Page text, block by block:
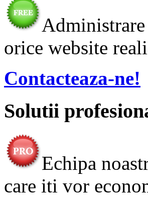
orice website
Contacteaza-ne!
Solutii
Echipa
care iti vor